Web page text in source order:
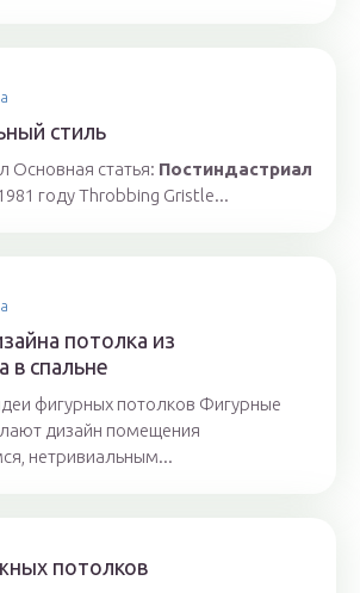
стиль
Основная статья: Постиндастриал
году Throbbing Gristle...
потолка из
в спальне
фигурных потолков Фигурные
дизайн помещения
нетривиальным...
потолков